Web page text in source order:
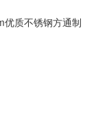
优质不锈钢方通制